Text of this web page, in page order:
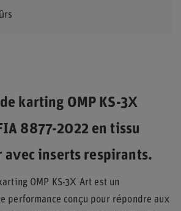
karting OMP KS-3X
8877-2022 en tissu
avec inserts respirants.
OMP KS-3X Art est un
performance conçu pour répondre aux